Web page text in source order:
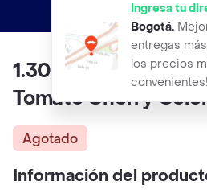
Ingresa tu
Bogotá.
entregas
los precios
convenientes!
envíos gratis por
1.300 Semillas
Tomate Cherry
Agotado
Información del